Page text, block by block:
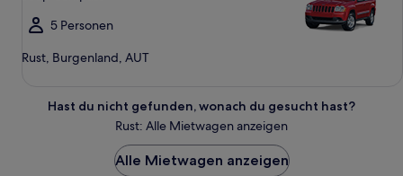
5 Personen
Rust, Burgenland, AUT
Hast du nicht gefunden, wonach du gesucht hast?
Rust: Alle Mietwagen anzeigen
Alle Mietwagen anzeigen